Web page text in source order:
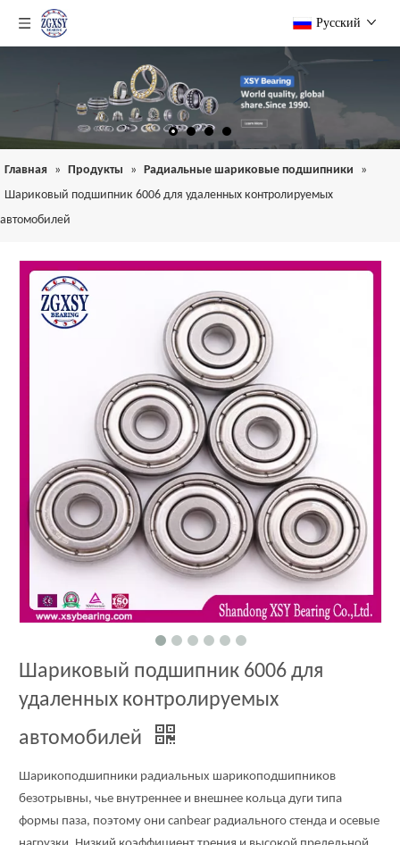
Pусский
Главная » Продукты » Радиальные шариковые подшипники
»
Шариковый подшипник 6006 для удаленных контролируемых
автомобилей
Шариковый подшипник 6006 для
удаленных контролируемых
автомобилей
Шарикоподшипники радиальных шарикоподшипников
безотрывны, чье внутреннее и внешнее кольца дуги типа
формы паза, поэтому они canbear радиального стенда и осевые